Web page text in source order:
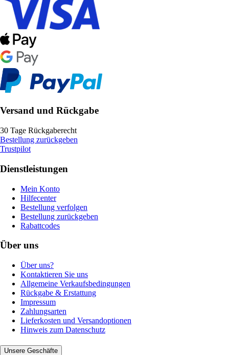
Versand und Rückgabe
30 Tage Rückgaberecht
Bestellung zurückgeben
Trustpilot
Dienstleistungen
Mein Konto
Hilfecenter
Bestellung verfolgen
Bestellung zurückgeben
Rabattcodes
Über uns
Über uns?
Kontaktieren Sie uns
Allgemeine Verkaufsbedingungen
Rückgabe & Erstattung
Impressum
Zahlungsarten
Lieferkosten und Versandoptionen
Hinweis zum Datenschutz
Unsere Geschäfte